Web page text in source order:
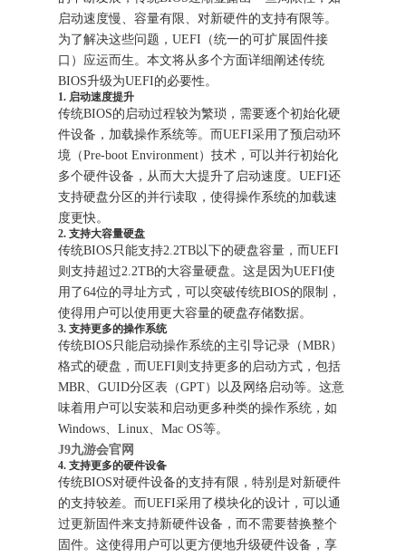
启动速度慢、容量有限、对新硬件的支持有限等。
为了解决这些问题，UEFI（统一的可扩展固件接
口）应运而生。本文将从多个方面详细阐述传统
BIOS升级为UEFI的必要性。
1. 启动速度提升
传统BIOS的启动过程较为繁琐，需要逐个初始化硬
件设备，加载操作系统等。而UEFI采用了预启动环
境（Pre-boot Environment）技术，可以并行初始化
多个硬件设备，从而大大提升了启动速度。UEFI还
支持硬盘分区的并行读取，使得操作系统的加载速
度更快。
2. 支持大容量硬盘
传统BIOS只能支持2.2TB以下的硬盘容量，而UEFI
则支持超过2.2TB的大容量硬盘。这是因为UEFI使
用了64位的寻址方式，可以突破传统BIOS的限制，
使得用户可以使用更大容量的硬盘存储数据。
3. 支持更多的操作系统
传统BIOS只能启动操作系统的主引导记录（MBR）
格式的硬盘，而UEFI则支持更多的启动方式，包括
MBR、GUID分区表（GPT）以及网络启动等。这意
味着用户可以安装和启动更多种类的操作系统，如
Windows、Linux、Mac OS等。
J9九游会官网
4. 支持更多的硬件设备
传统BIOS对硬件设备的支持有限，特别是对新硬件
的支持较差。而UEFI采用了模块化的设计，可以通
过更新固件来支持新硬件设备，而不需要替换整个
固件。这使得用户可以更方便地升级硬件设备，享